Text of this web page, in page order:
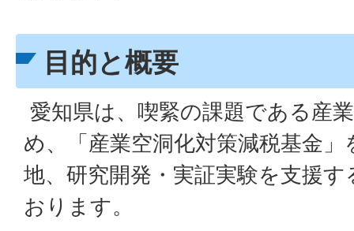
目的と概要
愛知県は、喫緊の課題である産
め、「産業空洞化対策減税基金
地、研究開発・実証実験を支援
おります。